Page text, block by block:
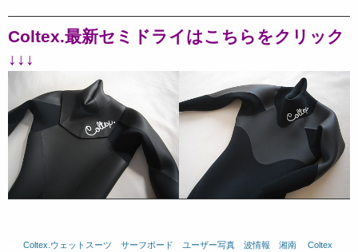
Coltex.最新セミドライはこちらをクリック
↓↓↓
Coltex.ウェットスーツ サーフボード ユーザー写真 波情報 湘南 Coltex